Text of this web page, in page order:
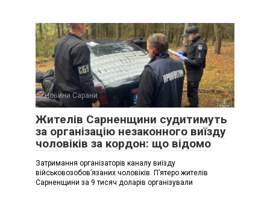
Новини Сарани
Жителів Сарненщини судитимуть
за організацію незаконного виїзду
чоловіків за кордон: що відомо
Затримання організаторів каналу виїзду
військовозобовʼязаних чоловіків. Пʼятеро жителів
Сарненщини за 9 тисяч доларів організували